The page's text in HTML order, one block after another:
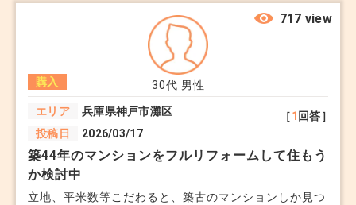
30代 男性
購入
エリア
兵庫県神戸市灘区
投稿日
2026/03/17
［1 回答］
717 view
築44年のマンションをフルリフォームして住もう
か検討中
立地、平米数等こだわると、築古のマンションしか見つ